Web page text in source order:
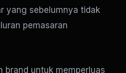
yang sebelumnya tidak
pemasaran
brand untuk memperluas